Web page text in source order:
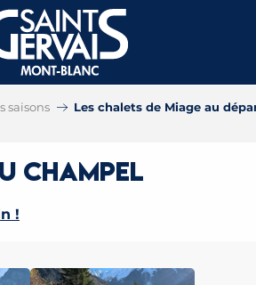
saisons Les chalets de Miage au
Champel
!